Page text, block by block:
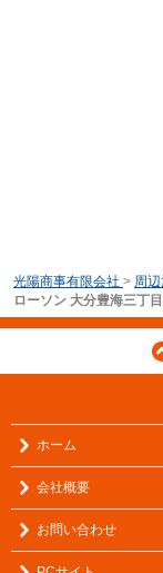
光陽商事有限会社 > 周
ローソン 大分豊海三丁
ホーム
会社概要
お問い合わせ